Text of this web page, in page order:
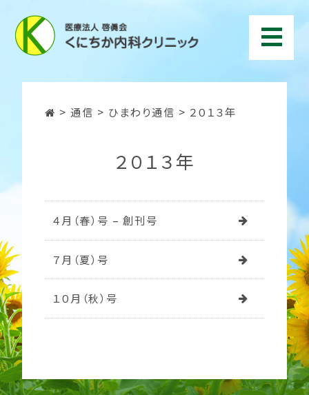
> 通信 > ひまわり通信 > ２０１３年
２０１３年
４月（春）号 – 創刊号
７月（夏）号
１０月（秋）号